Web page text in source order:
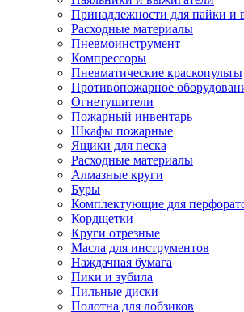
Принадлежности для пайки и
Расходные материалы
Пневмоинструмент
Компрессоры
Пневматические краскопульты
Противопожарное
Огнетушители
Пожарный инвентарь
Шкафы пожарные
Ящики для песка
Расходные материалы
Алмазные круги
Буры
Комплектующие для
Кордщетки
Круги отрезные
Масла для инструментов
Наждачная бумага
Пики и зубила
Пильные диски
Полотна для лобзиков